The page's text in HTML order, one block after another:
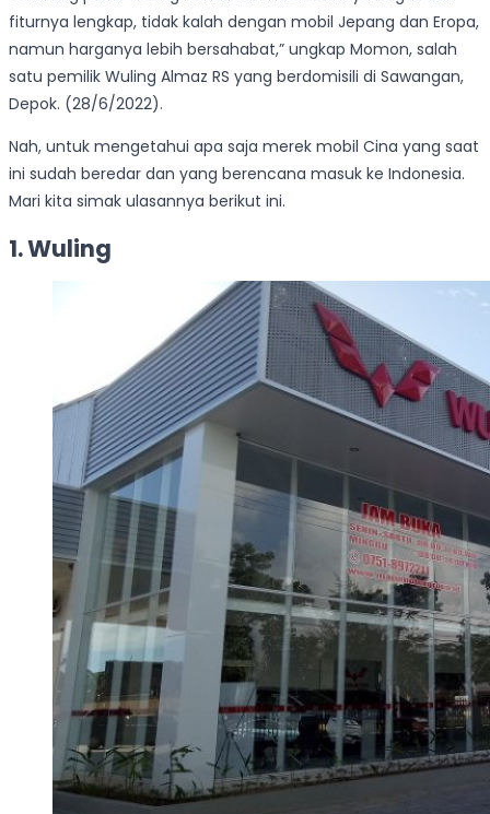
fiturnya lengkap, tidak kalah dengan mobil Jepang dan Eropa,
namun harganya lebih bersahabat,” ungkap Momon, salah
satu pemilik Wuling Almaz RS yang berdomisili di Sawangan,
Depok. (28/6/2022).
Nah, untuk mengetahui apa saja merek mobil Cina yang saat
ini sudah beredar dan yang berencana masuk ke Indonesia.
Mari kita simak ulasannya berikut ini.
1. Wuling